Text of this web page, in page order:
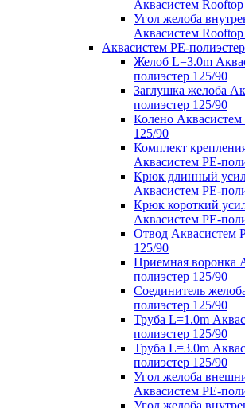
Аквасистем
Угол желоба
Аквасистем
Аквасистем PE-
Желоб L=3.0m
полиэстер 125/90
Заглушка желоба
полиэстер 125/90
Колено Аквасистем
125/90
Комплект
Аквасистем PE-
Крюк длинный
Аквасистем PE-
Крюк короткий
Аквасистем PE-
Отвод Аквасистем
125/90
Приемная воронка
полиэстер 125/90
Соединитель
полиэстер 125/90
Труба L=1.0m
полиэстер 125/90
Труба L=3.0m
полиэстер 125/90
Угол желоба
Аквасистем PE-
Угол желоба